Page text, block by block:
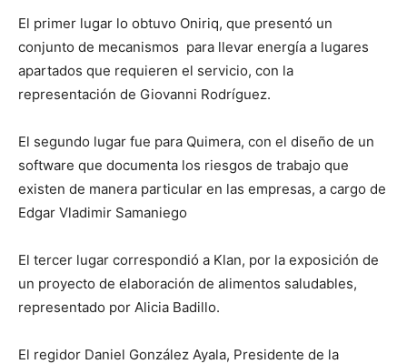
El primer lugar lo obtuvo Oniriq, que presentó un
conjunto de mecanismos para llevar energía a lugares
apartados que requieren el servicio, con la
representación de Giovanni Rodríguez.
El segundo lugar fue para Quimera, con el diseño de un
software que documenta los riesgos de trabajo que
existen de manera particular en las empresas, a cargo de
Edgar Vladimir Samaniego
El tercer lugar correspondió a Klan, por la exposición de
un proyecto de elaboración de alimentos saludables,
representado por Alicia Badillo.
El regidor Daniel González Ayala, Presidente de la